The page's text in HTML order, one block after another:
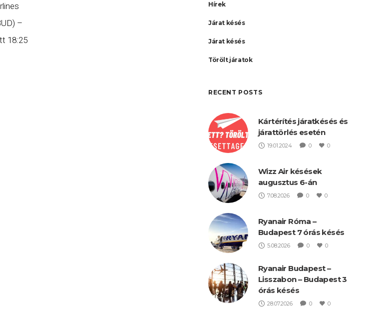
–
18:25
Hírek
Járat késés
Járat késés
Törölt járatok
RECENT POSTS
Kártérítés járatkésés és
járattörlés esetén
19.01.2024 0 0
Wizz Air késések
augusztus 6-án
7.08.2026 0 0
Ryanair Róma –
Budapest 7 órás késés
5.08.2026 0 0
Ryanair Budapest –
Lisszabon – Budapest 3
órás késés
28.07.2026 0 0